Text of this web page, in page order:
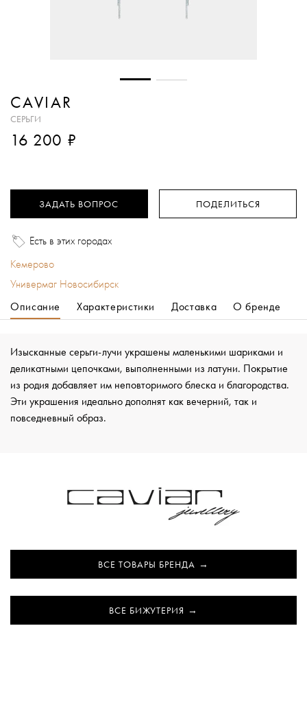
CAVIAR
СЕРЬГИ
16 200 ₽
ЗАДАТЬ ВОПРОС ПОДЕЛИТЬСЯ
Есть в этих городах
Кемерово
Универмаг Новосибирск
Описание
Характеристики Доставка О бренде
Изысканные серьги-лучи украшены маленькими шариками и
деликатными цепочками, выполненными из латуни. Покрытие
из родия добавляет им неповторимого блеска и благородства.
Эти украшения идеально дополнят как вечерний, так и
повседневный образ.
ВСЕ ТОВАРЫ БРЕНДА
ВСЕ БИЖУТЕРИЯ